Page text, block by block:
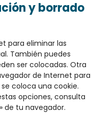
y borrado
para eliminar las
También puedes
ser colocadas. Otra
de Internet para
coloca una cookie.
opciones, consulta
de tu navegador.